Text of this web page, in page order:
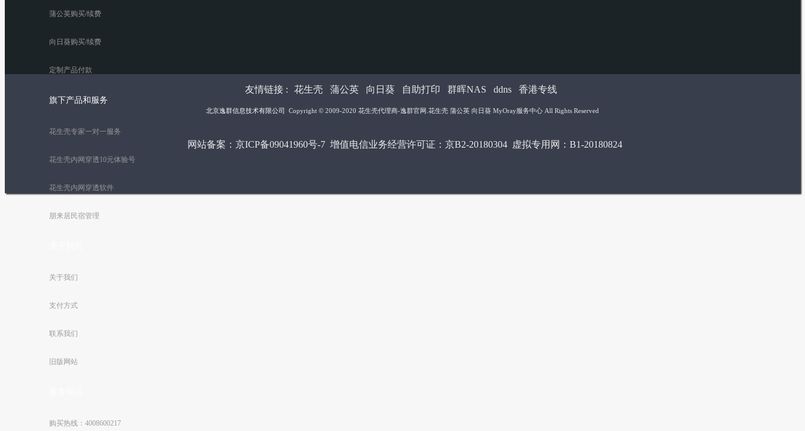
蒲公英购买/续费
向日葵购买/续费
定制产品付款
旗下产品和服务
花生壳专家一对一服务
花生壳内网穿透10元体验号
花生壳内网穿透软件
朋来居民宿管理
关于我们
支付方式
联系我们
旧版网站
购买热线：4008600217
友情链接 : 花生壳 蒲公英 向日葵 自助打印 群晖NAS ddns 香港专线
北京逸群信息技术有限公司 Copyright © 2009-2020 花生壳代理商-逸群官网 .花生壳 蒲公英 向日葵 MyOray服务中心 All Rights Reserved
网站备案： 京ICP备09041960号-7 增值电信业务经营许可证：京B2-20180304 虚拟专用网：B1-20180824